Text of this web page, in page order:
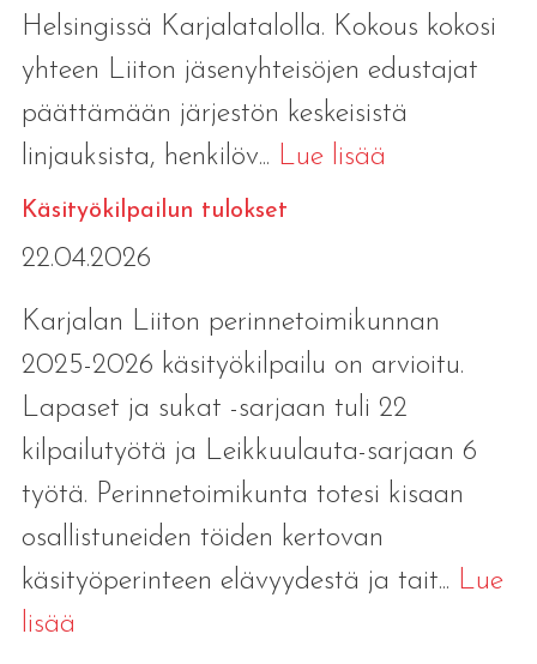
Helsingissä Karjalatalolla. Kokous kokosi
yhteen Liiton jäsenyhteisöjen edustajat
päättämään järjestön keskeisistä
linjauksista, henkilöv... Lue lisää
Käsityökilpailun tulokset
22.04.2026
Karjalan Liiton perinnetoimikunnan
2025-2026 käsityökilpailu on arvioitu.
Lapaset ja sukat -sarjaan tuli 22
kilpailutyötä ja Leikkuulauta-sarjaan 6
työtä. Perinnetoimikunta totesi kisaan
osallistuneiden töiden kertovan
käsityöperinteen elävyydestä ja tait... Lue
lisää